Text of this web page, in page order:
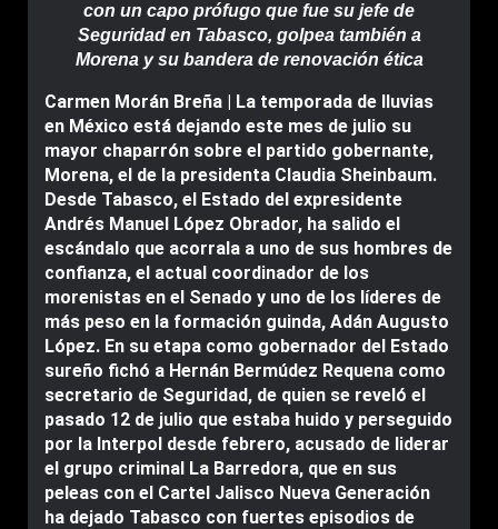
con un capo prófugo que fue su jefe de
Seguridad en Tabasco, golpea también a
Morena y su bandera de renovación ética
Carmen Morán Breña | La temporada de lluvias
en México está dejando este mes de julio su
mayor chaparrón sobre el partido gobernante,
Morena, el de la presidenta Claudia Sheinbaum.
Desde Tabasco, el Estado del expresidente
Andrés Manuel López Obrador, ha salido el
escándalo que acorrala a uno de sus hombres de
confianza, el actual coordinador de los
morenistas en el Senado y uno de los líderes de
más peso en la formación guinda, Adán Augusto
López. En su etapa como gobernador del Estado
sureño fichó a Hernán Bermúdez Requena como
secretario de Seguridad, de quien se reveló el
pasado 12 de julio que estaba huido y perseguido
por la Interpol desde febrero, acusado de liderar
el grupo criminal La Barredora, que en sus
peleas con el Cartel Jalisco Nueva Generación
ha dejado Tabasco con fuertes episodios de